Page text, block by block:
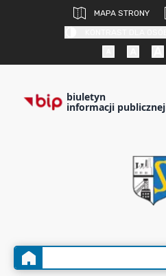
MAPA STRONY
biuletyn
informacji publicznej